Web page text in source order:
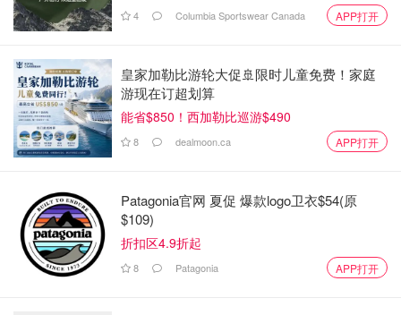
宠物玩耍，以此来照顾它们。如果拓麻歌子被忽视，它就会
“死亡”。
2013年，拓麻歌子以手机App的形式“重生”，完美再现了这
款塑料掌上玩具的体验。今年5月，这款玩具入选了世界电
子游戏名人堂。
4 Columbia Sportswear Canada APP打开
皇家加勒比游轮大促🚢限时儿童免费！家庭
游现在订超划算
能省$850！西加勒比巡游$490
8 dealmoon.ca APP打开
Patagonia官网 夏促 爆款logo卫衣$54(原
$109)
折扣区4.9折起
8 Patagonia APP打开